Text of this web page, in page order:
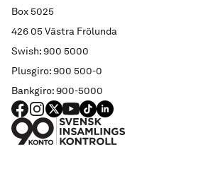
Box 5025
426 05 Västra Frölunda
Swish: 900 5000
Plusgiro: 900 500-0
Bankgiro: 900-5000
FACEBOOK
Instagram
X YouTube
TIKTOKLINKED IN